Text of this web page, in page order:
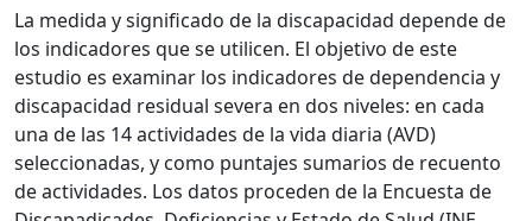
La medida y significado de la discapacidad depende de
los indicadores que se utilicen. El objetivo de este
estudio es examinar los indicadores de dependencia y
discapacidad residual severa en dos niveles: en cada
una de las 14 actividades de la vida diaria (AVD)
seleccionadas, y como puntajes sumarios de recuento
de actividades. Los datos proceden de la Encuesta de